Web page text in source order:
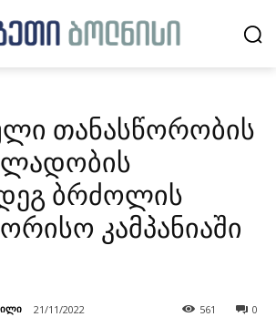
თანასწორობის
ბრძოლის
კამპანიაში
21/11/2022 0
561